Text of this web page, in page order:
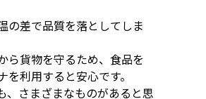
の差で品質を落としてしま
ら貨物を守るため、食品を
利用すると安心です。
、さまざまなものがあると思